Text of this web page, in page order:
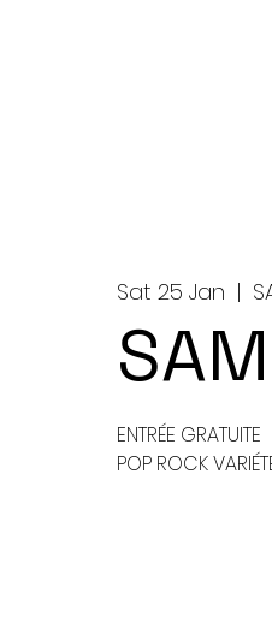
Sat 25 Jan
  |
ENTRÉE GRATUITE
POP ROCK